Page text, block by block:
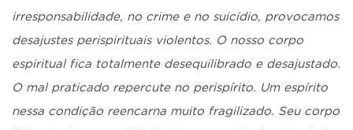
irresponsabilidade, no crime e no suicídio, provocamos
desajustes perispirituais violentos. O nosso corpo
espiritual fica totalmente desequilibrado e desajustado.
O mal praticado repercute no perispírito. Um espírito
nessa condição reencarna muito fragilizado. Seu corpo